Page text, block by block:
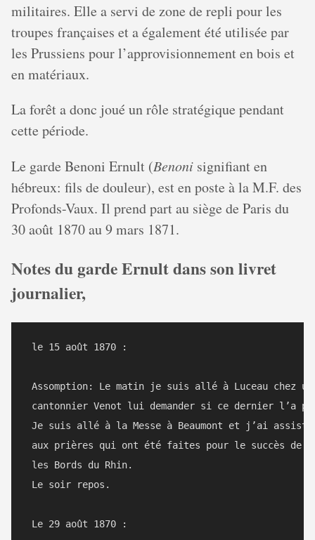
militaires. Elle a servi de zone de repli pour les
troupes françaises et a également été utilisée par
les Prussiens pour l’approvisionnement en bois et
en matériaux.
La forêt a donc joué un rôle stratégique pendant
cette période.
Le garde Benoni Ernult (Benoni signifiant en
hébreux: fils de douleur), est en poste à la M.F. des
Profonds-Vaux. Il prend part au siège de Paris du
30 août 1870 au 9 mars 1871.
Notes du garde Ernult dans son livret
journalier,
le 15 août 1870 :
Assomption: Le matin je suis allé à Luceau chez
cantonnier Venot lui demander si ce dernier l’a
Je suis allé à la Messe à Beaumont et j’ai
aux prières qui ont été faites pour le succès de
les Bords du Rhin.
Le soir repos.
Le 29 août 1870 :